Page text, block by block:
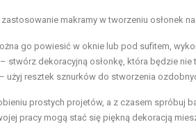
makramy w tworzeniu osłonek
go powiesić w oknie lub pod sufitem,
– stwórz dekoracyjną osłonkę, która będzie nie
– użyj resztek sznurków do stworzenia
prostych projetów, a z czasem spróbuj
pracy mogą stać się piękną dekoracją